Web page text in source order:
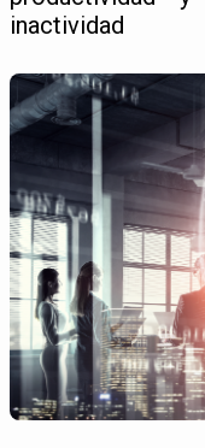
inactividad